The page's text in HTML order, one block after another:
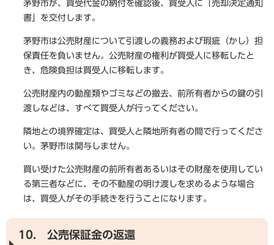
茅野市が、買受代金の納付を確認後、買受人に「売却決定通知
書」を交付します。
茅野市は公売財産について引渡しの義務および瑕疵（かし）担
保責任を負いません。公売財産の権利が買受人に移転したと
き、危険負担は買受人に移転します。
公売財産内の動産類やゴミなどの撤去、前所有者からの鍵の引
渡しなどは、すべて買受人が行ってください。
隣地との境界確定は、買受人と隣地所有者の間で行ってくださ
い。茅野市は関与しません。
買い受けた公売財産の前所有者あるいはその財産を使用してい
る第三者などに、その不動産の明け渡しを求めるような場合
は、買受人がその手続きを行うことになります。
10. 公売保証金の返還